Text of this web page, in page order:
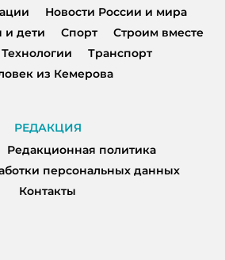
Новости России и мира
и дети Спорт
Строим вместе
Технологии
Транспорт
из Кемерова
РЕДАКЦИЯ
Редакционная политика
персональных данных
Контакты